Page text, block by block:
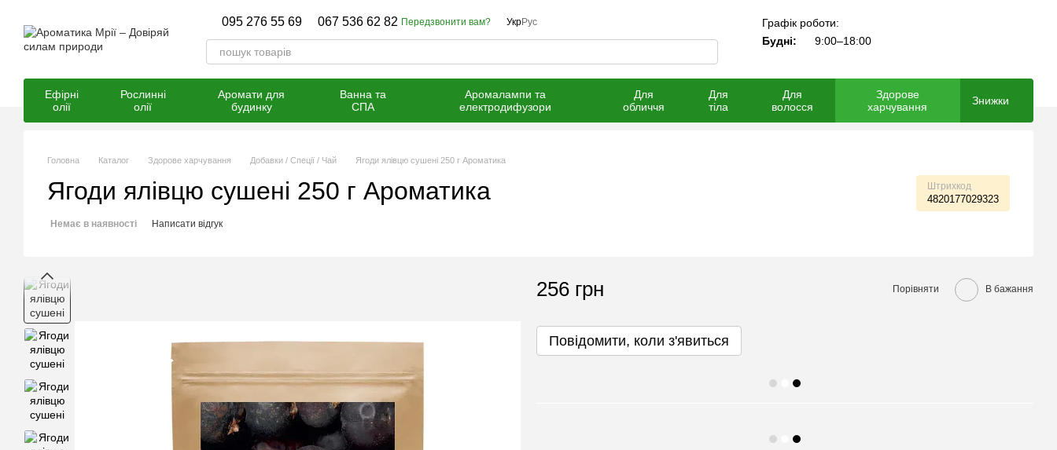
095 276 55 69 067 536 62 82 Передзвонити вам? УкрРус
Графік роботи:
Будні:
9:00–18:00
Ефірні
олії
Рослинні
олії
Аромати для
будинку
Ванна та
СПА
Аромалампи та
електродифузори
Для
обличчя
Для
тіла
Для
волосся
Здорове
харчування
Знижки
Головна Каталог Здорове харчування Добавки / Спеції / Чай Ягоди ялівцю сушені 250 г Ароматика
Ягоди ялівцю сушені 250 г Ароматика Штрихкод
4820177029323
Немає в наявності Написати відгук
256 грн Порівняти В бажання
Повідомити, коли з'явиться